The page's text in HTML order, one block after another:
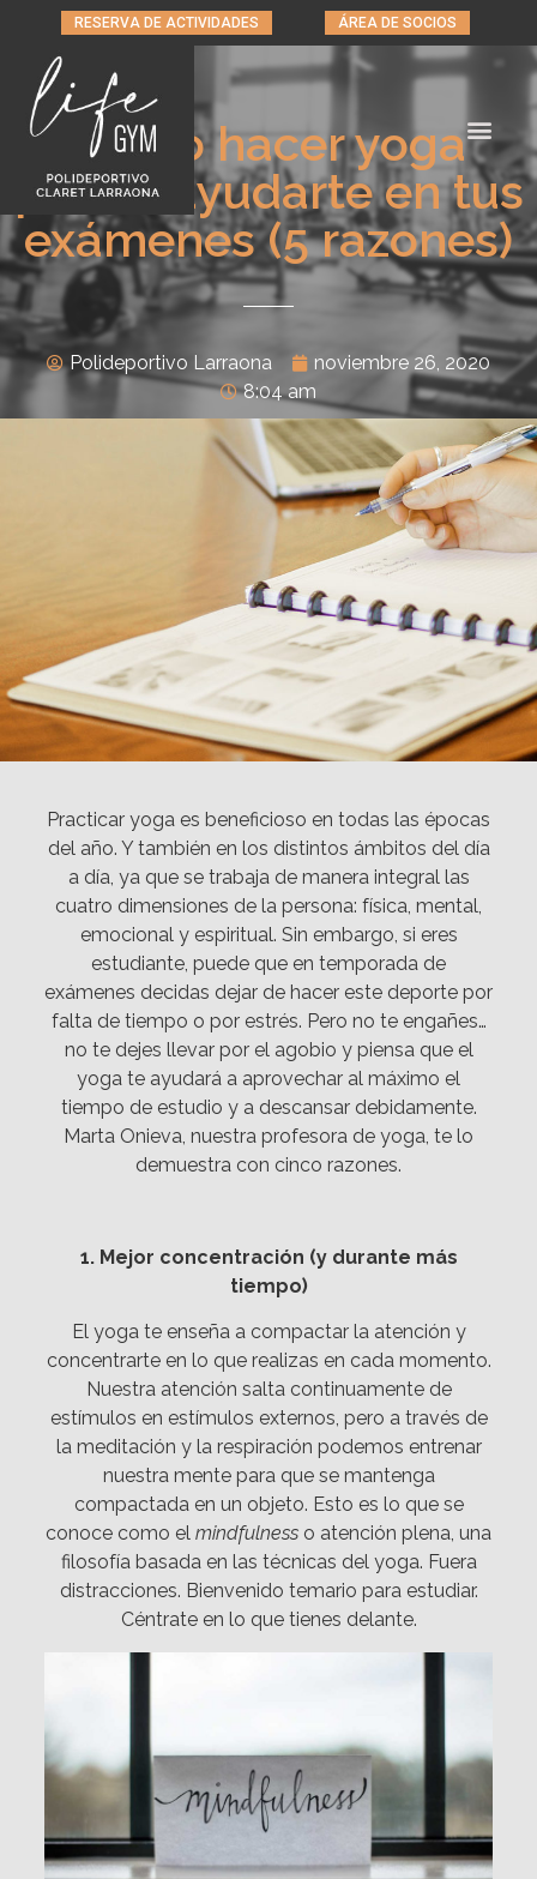
RESERVA DE ACTIVIDADES ÁREA DE SOCIOS
Cómo hacer yoga
puede ayudarte en tus
exámenes (5 razones)
Polideportivo Larraona
noviembre 26, 2020
8:04 am
Practicar yoga es beneficioso en todas las épocas
del año. Y también en los distintos ámbitos del día
a día, ya que se trabaja de manera integral las
cuatro dimensiones de la persona: física, mental,
emocional y espiritual. Sin embargo, si eres
estudiante, puede que en temporada de
exámenes decidas dejar de hacer este deporte por
falta de tiempo o por estrés. Pero no te engañes…
no te dejes llevar por el agobio y piensa que el
yoga te ayudará a aprovechar al máximo el
tiempo de estudio y a descansar debidamente.
Marta Onieva, nuestra profesora de yoga, te lo
demuestra con cinco razones.
1. Mejor concentración (y durante más
tiempo)
El yoga te enseña a compactar la atención y
concentrarte en lo que realizas en cada momento.
Nuestra atención salta continuamente de
estímulos en estímulos externos, pero a través de
la meditación y la respiración podemos entrenar
nuestra mente para que se mantenga
compactada en un objeto. Esto es lo que se
conoce como el mindfulness o atención plena, una
filosofía basada en las técnicas del yoga. Fuera
distracciones. Bienvenido temario para estudiar.
Céntrate en lo que tienes delante.